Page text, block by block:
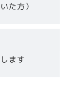
た方）
ます